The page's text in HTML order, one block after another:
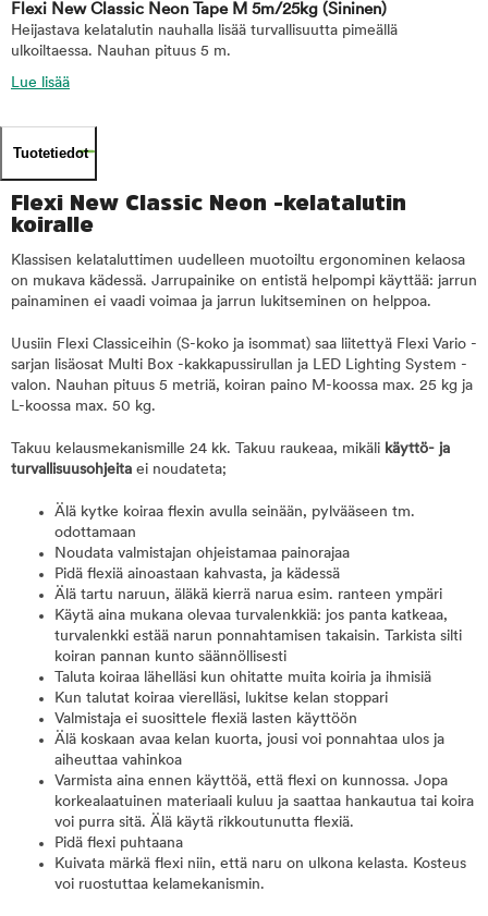
Flexi New Classic Neon Tape M 5m/25kg (Sininen)
Heijastava kelatalutin nauhalla lisää turvallisuutta pimeällä
ulkoiltaessa. Nauhan pituus 5 m.
Lue lisää
Tuotetiedot
Flexi New Classic Neon -kelatalutin
koiralle
Klassisen kelataluttimen uudelleen muotoiltu ergonominen kelaosa
on mukava kädessä. Jarrupainike on entistä helpompi käyttää: jarrun
painaminen ei vaadi voimaa ja jarrun lukitseminen on helppoa.
Uusiin Flexi Classiceihin (S-koko ja isommat) saa liitettyä Flexi Vario -
sarjan lisäosat Multi Box -kakkapussirullan ja LED Lighting System -
valon. Nauhan pituus 5 metriä, koiran paino M-koossa max. 25 kg ja
L-koossa max. 50 kg.
Takuu kelausmekanismille 24 kk. Takuu raukeaa, mikäli käyttö- ja
turvallisuusohjeita ei noudateta;
Älä kytke koiraa flexin avulla seinään, pylvääseen tm.
odottamaan
Noudata valmistajan ohjeistamaa painorajaa
Pidä flexiä ainoastaan kahvasta, ja kädessä
Älä tartu naruun, äläkä kierrä narua esim. ranteen ympäri
Käytä aina mukana olevaa turvalenkkiä: jos panta katkeaa,
turvalenkki estää narun ponnahtamisen takaisin. Tarkista silti
koiran pannan kunto säännöllisesti
Taluta koiraa lähelläsi kun ohitatte muita koiria ja ihmisiä
Kun talutat koiraa vierelläsi, lukitse kelan stoppari
Valmistaja ei suosittele flexiä lasten käyttöön
Älä koskaan avaa kelan kuorta, jousi voi ponnahtaa ulos ja
aiheuttaa vahinkoa
Varmista aina ennen käyttöä, että flexi on kunnossa. Jopa
korkealaatuinen materiaali kuluu ja saattaa hankautua tai koira
voi purra sitä. Älä käytä rikkoutunutta flexiä.
Pidä flexi puhtaana
Kuivata märkä flexi niin, että naru on ulkona kelasta. Kosteus
voi ruostuttaa kelamekanismin.